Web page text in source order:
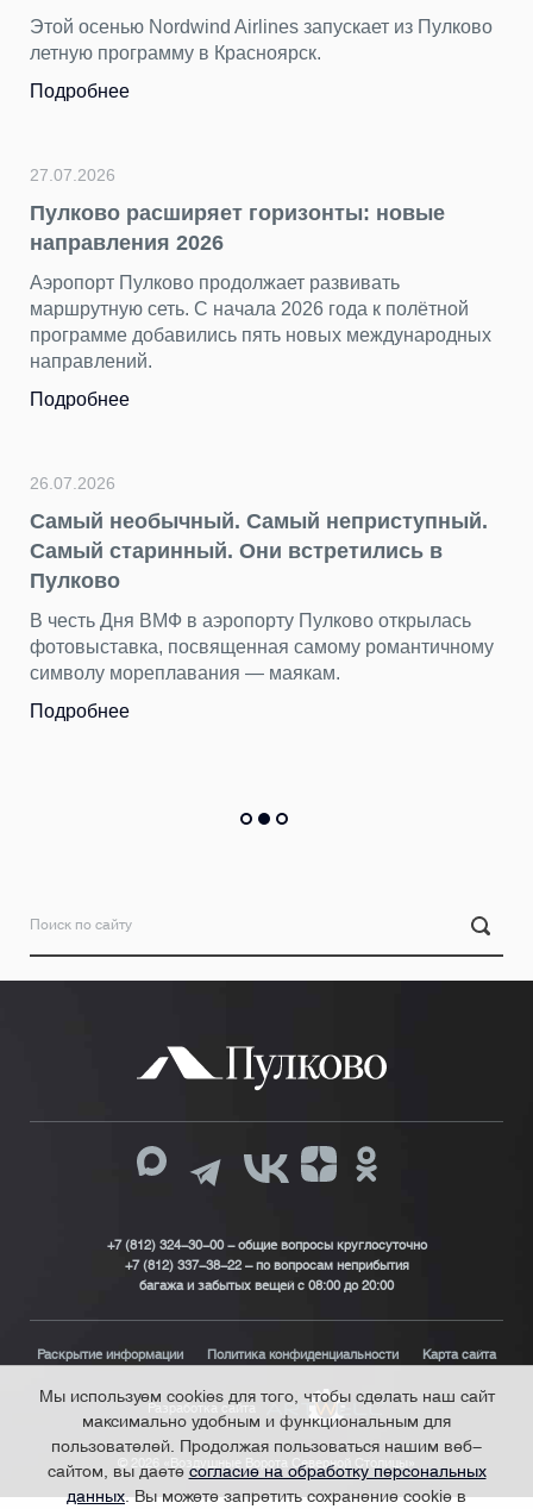
Этой осенью Nordwind Airlines запускает из Пулково
летную программу в Красноярск.
Подробнее
27.07.2026
Пулково расширяет горизонты: новые
направления 2026
Аэропорт Пулково продолжает развивать
маршрутную сеть. С начала 2026 года к полётной
программе добавились пять новых международных
направлений.
Подробнее
26.07.2026
Самый необычный. Самый неприступный.
Самый старинный. Они встретились в
Пулково
В честь Дня ВМФ в аэропорту Пулково открылась
фотовыставка, посвященная самому романтичному
символу мореплавания — маякам.
Подробнее
+7 (812) 324-30-00 - общие вопросы круглосуточно
+7 (812) 337-38-22 – по вопросам неприбытия
багажа и забытых вещей с 08:00 до 20:00
Раскрытие информации Политика конфиденциальности Карта сайта
Разработка сайта
© 2026 «Воздушные Ворота Северной Столицы»
Мы используем cookies для того, чтобы сделать наш сайт
максимально удобным и функциональным для
пользователей. Продолжая пользоваться нашим веб-
сайтом, вы даетесогласие на обработку персональных
данных. Вы можете запретить сохранение cookie в